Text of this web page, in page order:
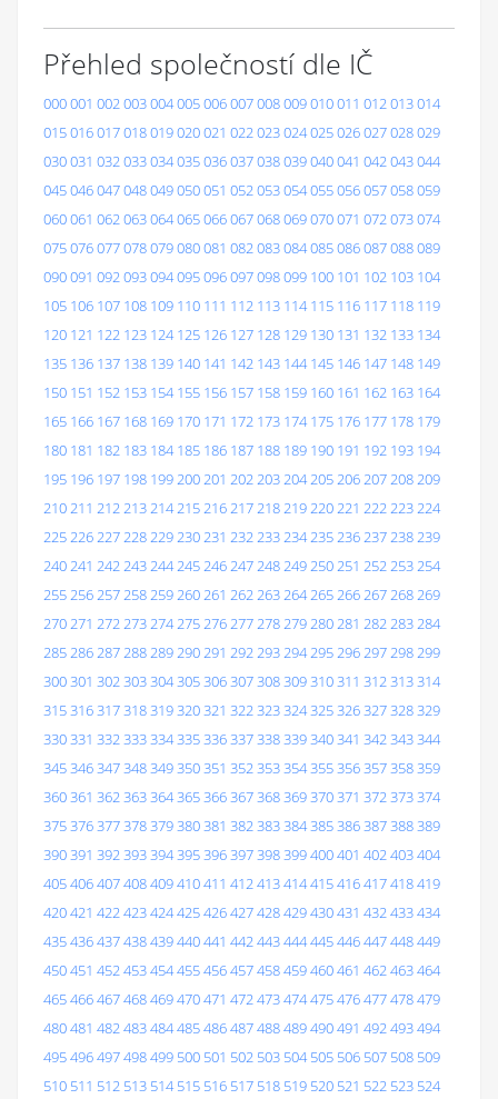
Přehled společností dle IČ
000001 002003004005006007008009010011 012013014
015016017018019020021 022023024025026027028029
030031 032033034035036037038039040041 042043044
045046047048049050051 052053054055056057058059
060061 062063064065066067068069070071 072073074
075076077078079080081 082083084085086087088089
090091 092093094095096097098099 100 101 102 103 104
105 106 107 108 109 110 111 112 113 114 115 116 117 118 119
120 121 122 123 124 125 126 127 128 129 130 131 132 133 134
135 136 137 138 139 140 141 142 143 144 145 146 147 148 149
150 151 152 153 154 155 156 157 158 159 160 161 162 163 164
165 166 167 168 169 170 171 172 173 174 175 176 177 178 179
180 181 182 183 184 185 186 187 188 189 190 191 192 193 194
195 196 197 198 199200201 202203204205206207208209
210211 212213214215216217218219220221 222223224
225226227228229230231 232233234235236237238239
240241 242243244245246247248249250251 252253254
255256257258259260261 262263264265266267268269
270271 272273274275276277278279280281 282283284
285286287288289290291 292293294295296297298299
300301 302303304305306307308309310311 312313314
315316317318319320321 322323324325326327328329
330331 332333334335336337338339340341 342343344
345346347348349350351 352353354355356357358359
360361 362363364365366367368369370371 372373374
375376377378379380381 382383384385386387388389
390391 392393394395396397398399400401 402403404
405406407408409410411 412413414415416417418419
420421 422423424425426427428429430431 432433434
435436437438439440441 442443444445446447448449
450451 452453454455456457458459460461 462463464
465466467468469470471 472473474475476477478479
480481 482483484485486487488489490491 492493494
495496497498499 500 501 502 503 504 505 506 507 508 509
510 511 512 513 514 515 516 517 518 519 520 521 522 523 524